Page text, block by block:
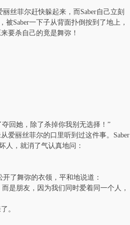
丝菲尔赶快躲起来，而Saber自己立刻
Saber一下子从背面扑倒按到了地上，
要杀自己的竟是舞弥！
回她，除了杀掉你我别无选择！”
爱丽丝菲尔的口里听到过这件事。Saber
人，就消了气认真地问：
了舞弥的衣领，平和地说道：
是朋友，因为我们同时爱着同一个人，
。